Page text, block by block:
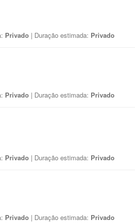
Privado | Duração estimada: Privado
Privado | Duração estimada: Privado
Privado | Duração estimada: Privado
Privado | Duração estimada: Privado